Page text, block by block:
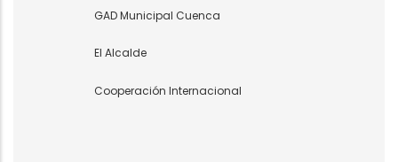
GAD Municipal Cuenca
El Alcalde
Cooperación Internacional